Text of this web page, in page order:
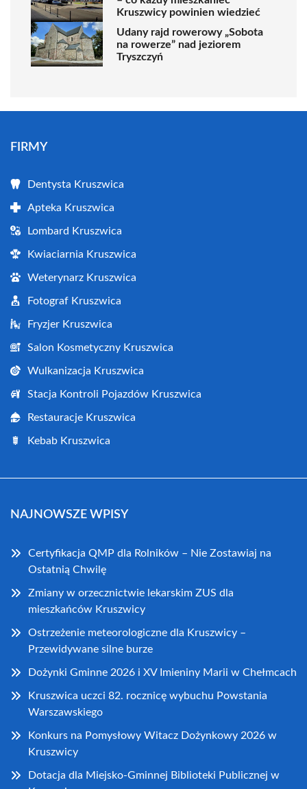
Kruszwicy powinien wiedzieć
Udany rajd rowerowy „Sobota
na rowerze” nad jeziorem
Tryszczyń
FIRMY
Dentysta Kruszwica
Apteka Kruszwica
Lombard Kruszwica
Kwiaciarnia Kruszwica
Weterynarz Kruszwica
Fotograf Kruszwica
Fryzjer Kruszwica
Salon Kosmetyczny Kruszwica
Wulkanizacja Kruszwica
Stacja Kontroli Pojazdów Kruszwica
Restauracje Kruszwica
Kebab Kruszwica
NAJNOWSZE WPISY
Certyfikacja QMP dla Rolników – Nie Zostawiaj na
Ostatnią Chwilę
Zmiany w orzecznictwie lekarskim ZUS dla
mieszkańców Kruszwicy
Ostrzeżenie meteorologiczne dla Kruszwicy –
Przewidywane silne burze
Dożynki Gminne 2026 i XV Imieniny Marii w Chełmcach
Kruszwica uczci 82. rocznicę wybuchu Powstania
Warszawskiego
Konkurs na Pomysłowy Witacz Dożynkowy 2026 w
Kruszwicy
Dotacja dla Miejsko-Gminnej Biblioteki Publicznej w